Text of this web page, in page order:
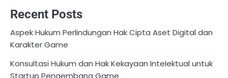
Recent Posts
Aspek Hukum Perlindungan Hak Cipta Aset Digital dan
Karakter Game
Konsultasi Hukum dan Hak Kekayaan Intelektual untuk